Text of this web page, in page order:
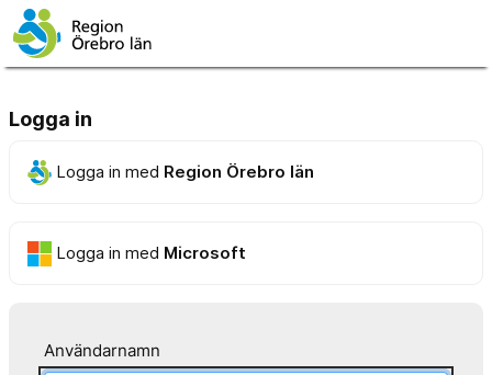
Logga in
Logga in med Region Örebro län
Logga in med Microsoft
Användarnamn